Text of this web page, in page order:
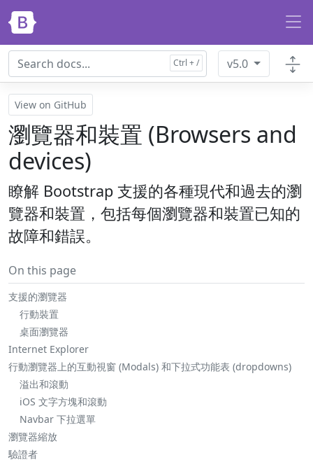
Skip to main content
v5.0
View on GitHub
瀏覽器和裝置 (Browsers and
devices)
瞭解 Bootstrap 支援的各種現代和過去的瀏
覽器和裝置，包括每個瀏覽器和裝置已知的
故障和錯誤。
On this page
支援的瀏覽器
行動裝置
桌面瀏覽器
Internet Explorer
行動瀏覽器上的互動視窗 (Modals) 和下拉式功能表 (dropdowns)
溢出和滾動
iOS 文字方塊和滾動
Navbar 下拉選單
瀏覽器縮放
驗證者